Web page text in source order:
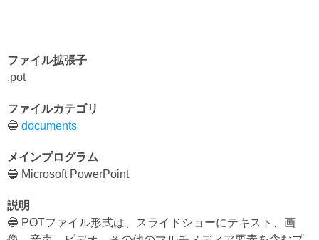
ファイル拡張子
.pot
ファイルカテゴリ
🔵 documents
メインプログラム
🔵 Microsoft PowerPoint
説明
🔵 POTファイル形式は、スライドショーにテキスト、画